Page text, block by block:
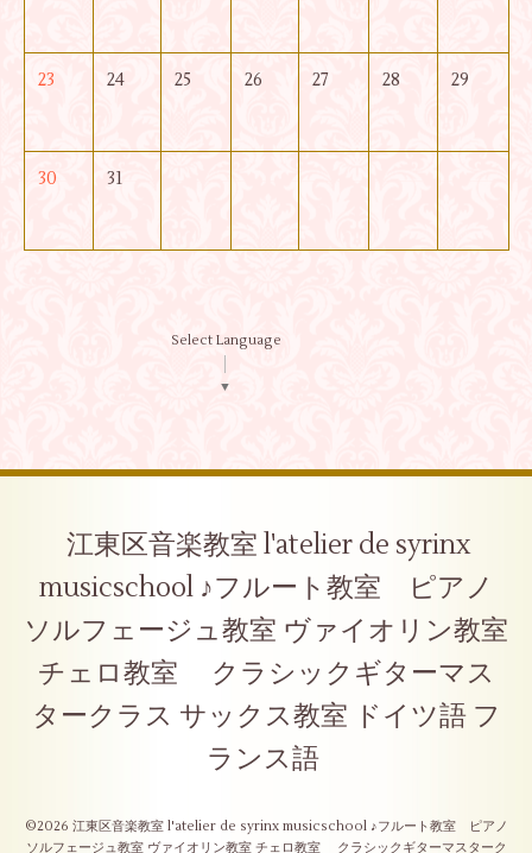
23 24 25 26 27 28 29
30 31
Select Language
▼
江東区音楽教室 l'atelier de syrinx
musicschool ♪フルート教室 ピアノ
ソルフェージュ教室 ヴァイオリン教室
チェロ教室 クラシックギターマス
タークラス サックス教室 ドイツ語 フ
ランス語
©2026 江東区音楽教室 l'atelier de syrinx musicschool ♪フルート教室 ピアノ
ソルフェージュ教室 ヴァイオリン教室 チェロ教室 クラシックギターマスターク